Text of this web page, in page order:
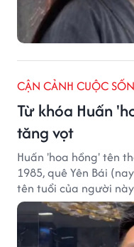
CẬN CẢNH CUỘC
Từ khóa Huấn
tăng vọt
Huấn 'hoa hồng' tên
1985, quê Yên Bái
tên tuổi của người
vọt.